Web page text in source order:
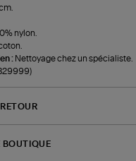
nylon.
: Nettoyage chez un spécialiste.
BOUTIQUE